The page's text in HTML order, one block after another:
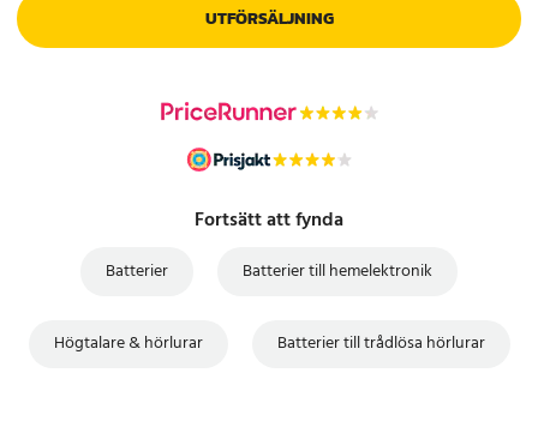
UTFÖRSÄLJNING
Fortsätt att fynda
Batterier Batterier till hemelektronik
Högtalare & hörlurar Batterier till trådlösa hörlurar